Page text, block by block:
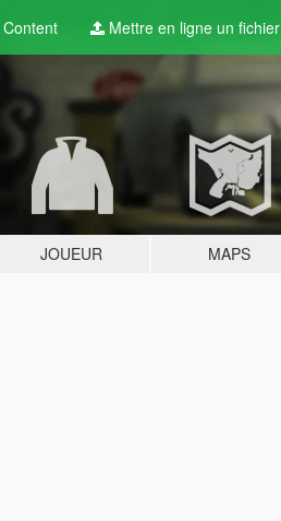
Content Mettre en ligne un fichier
JOUEUR MAPS